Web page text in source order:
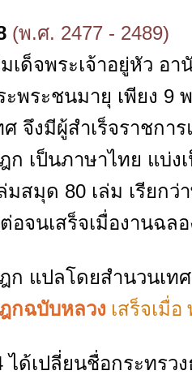
(พ.ศ. 2477 - 2489)
เด็จพระเจ้าอยู่หัว อ
พระชนมายุ เพียง 9
ศ จึงมีผู้สำเร็จราชก
ก เป็นภาษาไทย แบ่ง
มสมุด 80 เล่ม เรียก
อจนเสร็จเมื่องานฉล
ก แปลโดยสำนวนเ
กฉบับหลวง เสร็จเมื่อ
ได้เปลี่ยนชื่อกระทรว